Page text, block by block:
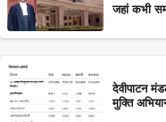
जहां कभी
देवीपाटन
मुक्ति